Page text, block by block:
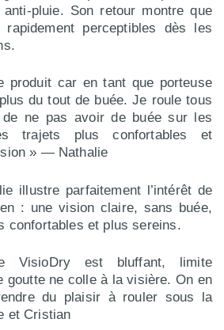
pluie. Son retour montre que
perceptibles dès les
produit car en tant que porteuse
du tout de buée. Je roule tous
ne pas avoir de buée sur les
trajets plus confortables et
» — Nathalie
illustre parfaitement l’intérêt de
: une vision claire, sans buée,
confortables et plus sereins.
VisioDry est bluffant, limite
goutte ne colle à la visière. On en
du plaisir à rouler sous la
et Cristian